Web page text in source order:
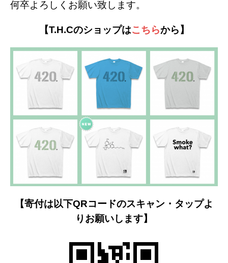
何卒よろしくお願い致します。
【T.H.Cのショップはこちらから】
【寄付は以下QRコードのスキャン・タップよ
りお願いします】